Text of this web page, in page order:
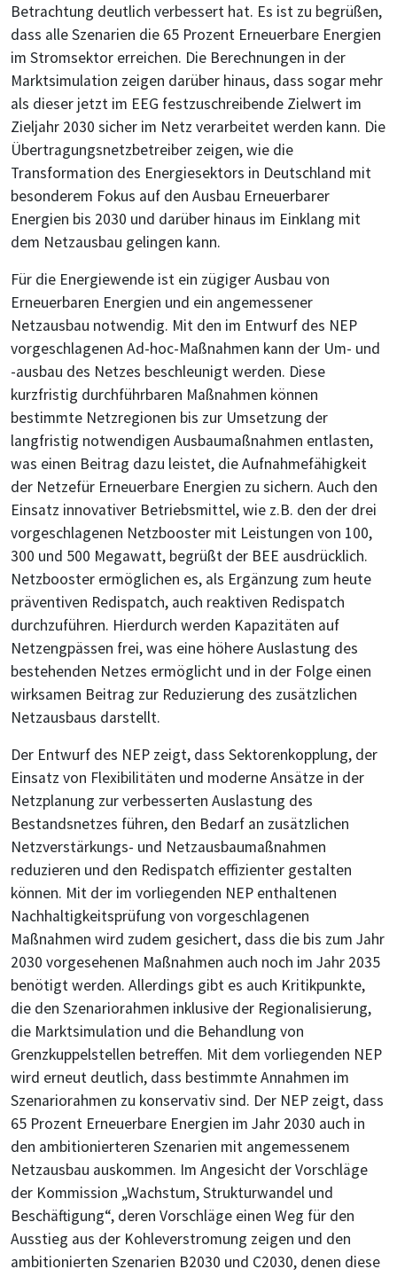
Betrachtung deutlich verbessert hat. Es ist zu begrüßen,
dass alle Szenarien die 65 Prozent Erneuerbare Energien
im Stromsektor erreichen. Die Berechnungen in der
Marktsimulation zeigen darüber hinaus, dass sogar mehr
als dieser jetzt im EEG festzuschreibende Zielwert im
Zieljahr 2030 sicher im Netz verarbeitet werden kann. Die
Übertragungsnetzbetreiber zeigen, wie die
Transformation des Energiesektors in Deutschland mit
besonderem Fokus auf den Ausbau Erneuerbarer
Energien bis 2030 und darüber hinaus im Einklang mit
dem Netzausbau gelingen kann.
Für die Energiewende ist ein zügiger Ausbau von
Erneuerbaren Energien und ein angemessener
Netzausbau notwendig. Mit den im Entwurf des NEP
vorgeschlagenen Ad-hoc-Maßnahmen kann der Um- und
-ausbau des Netzes beschleunigt werden. Diese
kurzfristig durchführbaren Maßnahmen können
bestimmte Netzregionen bis zur Umsetzung der
langfristig notwendigen Ausbaumaßnahmen entlasten,
was einen Beitrag dazu leistet, die Aufnahmefähigkeit
der Netzefür Erneuerbare Energien zu sichern. Auch den
Einsatz innovativer Betriebsmittel, wie z.B. den der drei
vorgeschlagenen Netzbooster mit Leistungen von 100,
300 und 500 Megawatt, begrüßt der BEE ausdrücklich.
Netzbooster ermöglichen es, als Ergänzung zum heute
präventiven Redispatch, auch reaktiven Redispatch
durchzuführen. Hierdurch werden Kapazitäten auf
Netzengpässen frei, was eine höhere Auslastung des
bestehenden Netzes ermöglicht und in der Folge einen
wirksamen Beitrag zur Reduzierung des zusätzlichen
Netzausbaus darstellt.
Der Entwurf des NEP zeigt, dass Sektorenkopplung, der
Einsatz von Flexibilitäten und moderne Ansätze in der
Netzplanung zur verbesserten Auslastung des
Bestandsnetzes führen, den Bedarf an zusätzlichen
Netzverstärkungs- und Netzausbaumaßnahmen
reduzieren und den Redispatch effizienter gestalten
können. Mit der im vorliegenden NEP enthaltenen
Nachhaltigkeitsprüfung von vorgeschlagenen
Maßnahmen wird zudem gesichert, dass die bis zum Jahr
2030 vorgesehenen Maßnahmen auch noch im Jahr 2035
benötigt werden. Allerdings gibt es auch Kritikpunkte,
die den Szenariorahmen inklusive der Regionalisierung,
die Marktsimulation und die Behandlung von
Grenzkuppelstellen betreffen. Mit dem vorliegenden NEP
wird erneut deutlich, dass bestimmte Annahmen im
Szenariorahmen zu konservativ sind. Der NEP zeigt, dass
65 Prozent Erneuerbare Energien im Jahr 2030 auch in
den ambitionierteren Szenarien mit angemessenem
Netzausbau auskommen. Im Angesicht der Vorschläge
der Kommission „Wachstum, Strukturwandel und
Beschäftigung“, deren Vorschläge einen Weg für den
Ausstieg aus der Kohleverstromung zeigen und den
ambitionierten Szenarien B2030 und C2030, denen diese